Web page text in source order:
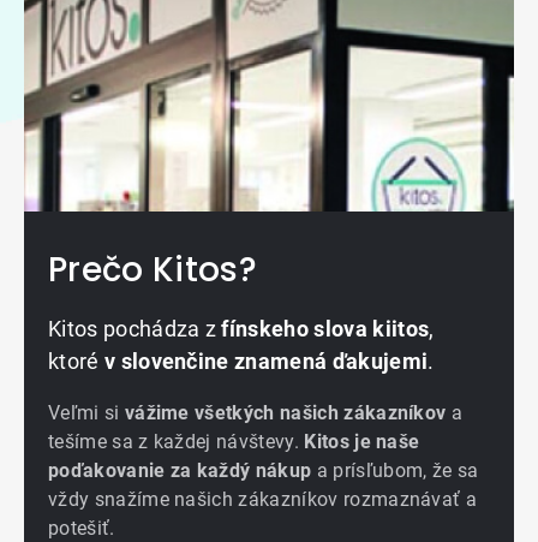
Prečo Kitos?
Kitos pochádza zfínskeho slova kiitos,
ktoré v slovenčine znamená ďakujemi.
Veľmi si vážime všetkých našich zákazníkov a
tešíme sa z každej návštevy. Kitos je naše
poďakovanie za každý nákup a prísľubom, že sa
vždy snažíme našich zákazníkov rozmaznávať a
potešiť.